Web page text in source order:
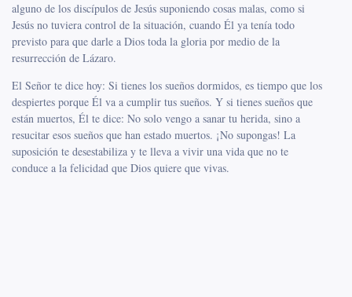
alguno de los discípulos de Jesús suponiendo cosas malas, como si
Jesús no tuviera control de la situación, cuando Él ya tenía todo
previsto para que darle a Dios toda la gloria por medio de la
resurrección de Lázaro.
El Señor te dice hoy: Si tienes los sueños dormidos, es tiempo que los
despiertes porque Él va a cumplir tus sueños. Y si tienes sueños que
están muertos, Él te dice: No solo vengo a sanar tu herida, sino a
resucitar esos sueños que han estado muertos. ¡No supongas! La
suposición te desestabiliza y te lleva a vivir una vida que no te
conduce a la felicidad que Dios quiere que vivas.